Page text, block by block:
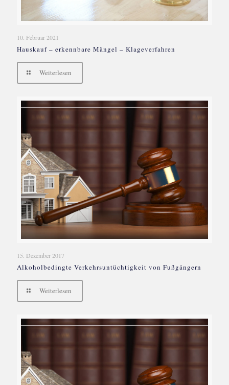
10. Februar 2021
Hauskauf – erkennbare Mängel – Klageverfahren
Weiterlesen
15. Dezember 2017
Alkoholbedingte Verkehrsuntüchtigkeit von Fußgängern
Weiterlesen